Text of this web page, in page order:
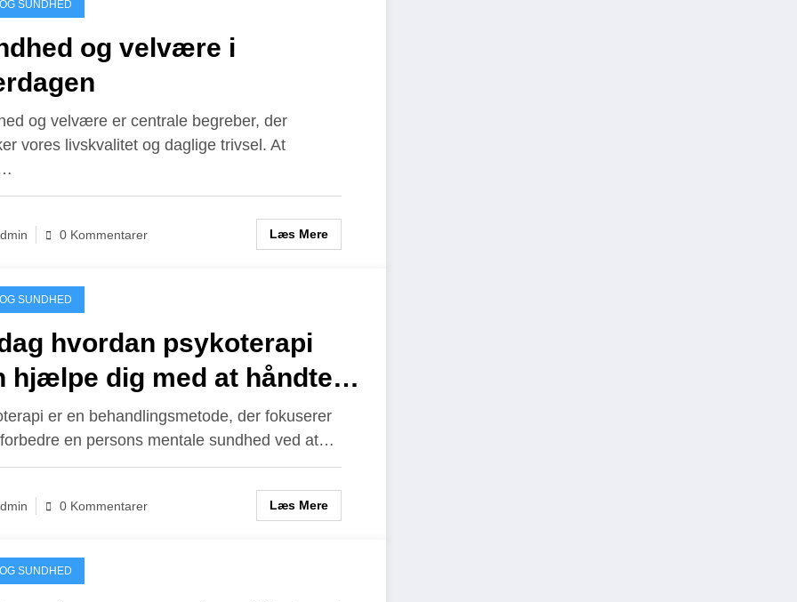
SUNDHED
og velvære i
og velvære er centrale begreber, der
vores livskvalitet og daglige trivsel. At
0 Kommentarer Læs Mere
SUNDHED
hvordan psykoterapi
hjælpe dig med at håndtere
udfordringer
er en behandlingsmetode, der fokuserer
en persons mentale sundhed ved at…
0 Kommentarer Læs Mere
SUNDHED